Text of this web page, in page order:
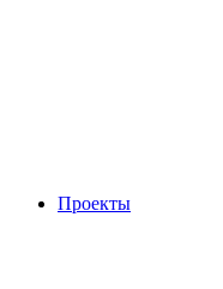
Проекты